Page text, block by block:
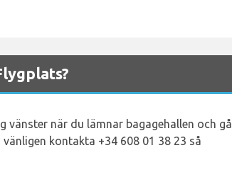
när du lämnar bagagehallen och gå
kontakta +34 608 01 38 23 så